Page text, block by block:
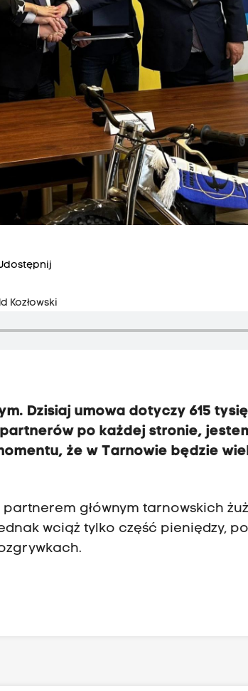
Kozłowski
Dzisiaj umowa dotyczy 615
po każdej stronie,
że w Tarnowie będzie
głównym tarnowskich
wciąż tylko część pieniędzy,